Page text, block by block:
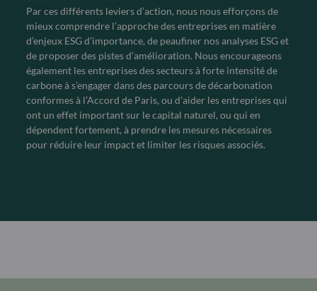
Par ces différents leviers d’action, nous nous efforçons de
mieux comprendre l’approche des entreprises en matière
d’enjeux ESG d’importance, de peaufiner nos analyses ESG et
de proposer des pistes d’amélioration. Nous encourageons
également les entreprises des secteurs à forte intensité de
carbone à s’engager dans des parcours de décarbonation
conformes à l’Accord de Paris, ou d’aider les entreprises qui
ont un effet important sur le capital naturel, ou qui en
dépendent fortement, à prendre les mesures nécessaires
pour réduire leur impact et limiter les risques associés.